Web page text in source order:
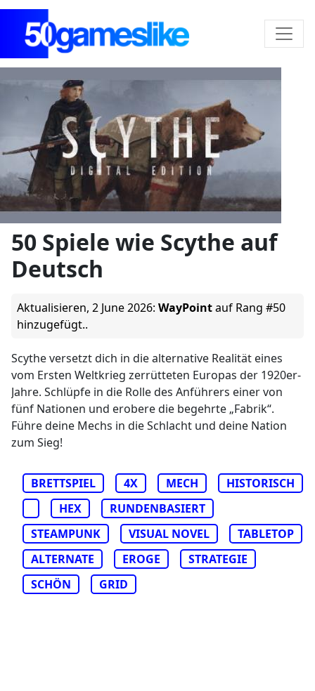
50 Spiele wie Scythe auf
Deutsch
Aktualisieren, 2 June 2026: WayPointauf Rang #50
hinzugefügt..
Scythe versetzt dich in die alternative Realität eines
vom Ersten Weltkrieg zerrütteten Europas der 1920er-
Jahre. Schlüpfe in die Rolle des Anführers einer von
fünf Nationen und erobere die begehrte „Fabrik“.
Führe deine Mechs in die Schlacht und deine Nation
zum Sieg!
BRETTSPIEL 4X MECH
HISTORISCH
HEX
RUNDENBASIERT
STEAMPUNK
VISUAL NOVEL
TABLETOP
ALTERNATE
EROGE
STRATEGIE
SCHÖN
GRID